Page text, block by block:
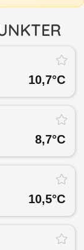
10,7°C
8,7°C
10,5°C